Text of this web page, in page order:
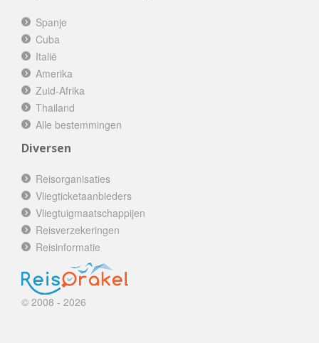
Spanje
Cuba
Italië
Amerika
Zuid-Afrika
Thailand
Alle bestemmingen
Diversen
Reisorganisaties
Vliegticketaanbieders
Vliegtuigmaatschappijen
Reisverzekeringen
Reisinformatie
© 2008 - 2026